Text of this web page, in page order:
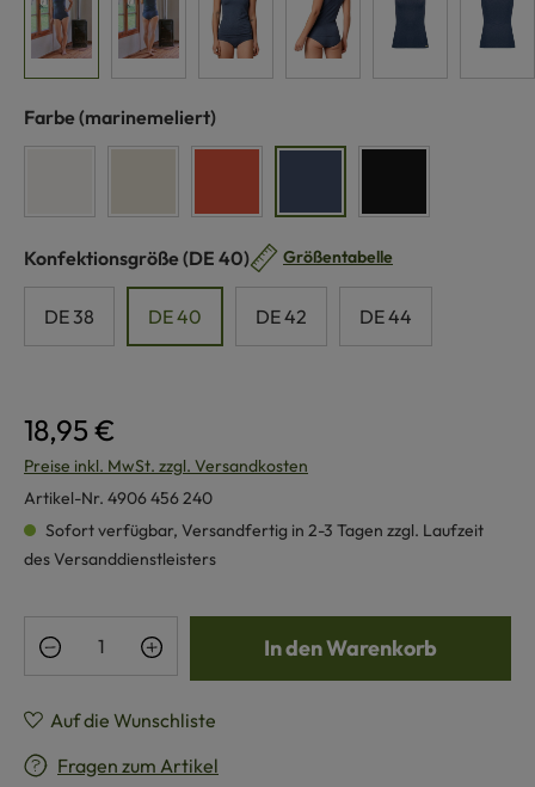
Farbe auswählen
(marinemeliert)
Konfektionsgröße auswählen
(DE 40) Größentabelle
DE 38 DE 40 DE 42 DE 44
18,95 €
Preise inkl. MwSt. zzgl. Versandkosten
Artikel-Nr. 4906 456 240
Sofort verfügbar, Versandfertig in 2-3 Tagen zzgl. Laufzeit
des Versanddienstleisters
Produkt Anzahl: Gib den gewünschten
In den Warenkorb
Auf die Wunschliste
Fragen zum Artikel